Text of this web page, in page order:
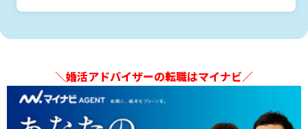
＼婚活アドバイザーの転職はマイナビ／